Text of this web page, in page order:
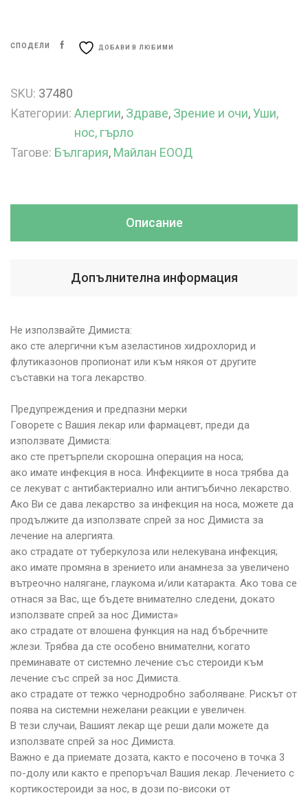
СПОДЕЛИ ДОБАВИ В ЛЮБИМИ
SKU: 37480
Категории: Алергии, Здраве, Зрение и очи,Уши,
нос, гърло
Тагове: България, Майлан ЕООД
Описание
Допълнителна информация
Не използвайте Димиста:
ако сте алергични към азеластинов хидрохлорид и
флутиказонов пропионат или към някоя от другите
съставки на тога лекарство.
Предупреждения и предпазни мерки
Говорете с Вашия лекар или фармацевт, преди да
използвате Димиста:
ако сте претърпели скорошна операция на носа;
ако имате инфекция в носа. Инфекциите в носа трябва да
се лекуват с антибактериално или антигъбично лекарство.
Ако Ви се дава лекарство за инфекция на носа, можете да
продължите да използвате спрей за нос Димиста за
лечение на алергията.
ако страдате от туберкулоза или нелекувана инфекция;
ако имате промяна в зрението или анамнеза за увеличено
вътреочно налягане, глаукома и/или катаракта. Ако това се
отнася за Вас, ще бъдете внимателно следени, докато
използвате спрей за нос Димиста»
ако страдате от влошена функция на над бъбречните
жлези. Трябва да сте особено внимателни, когато
преминавате от системно лечение със стероиди към
лечение със спрей за нос Димиста.
ако страдате от тежко чернодробно заболяване. Рискът от
поява на системни нежелани реакции е увеличен.
В тези случаи, Вашият лекар ще реши дали можете да
използвате спрей за нос Димиста.
Важно е да приемате дозата, както е посочено в точка 3
по-долу или както е препоръчал Вашия лекар. Лечението с
кортикостероиди за нос, в дози по-високи от